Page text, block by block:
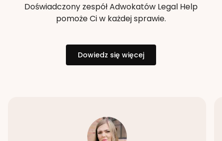
Doświadczony zespół Adwokatów Legal Help
pomoże Ci w każdej sprawie.
Dowiedz się więcej